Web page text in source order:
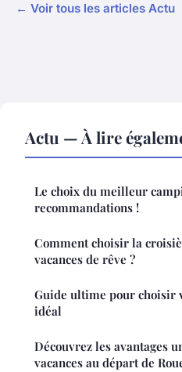
← Voir tous les articles Actu
Actu — À lire
Le choix du meilleur
recommandations !
Comment choisir la
vacances de rêve ?
Guide ultime pour choisir
idéal
Découvrez les avantages
vacances au départ de